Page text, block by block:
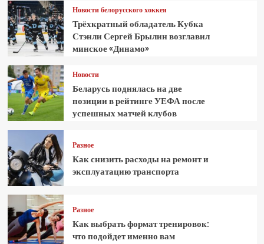
Новости белорусского хоккея
Трёхкратный обладатель Кубка
Стэнли Сергей Брылин возглавил
минское «Динамо»
Новости
Беларусь поднялась на две
позиции в рейтинге УЕФА после
успешных матчей клубов
Разное
Как снизить расходы на ремонт и
эксплуатацию транспорта
Разное
Как выбрать формат тренировок:
что подойдет именно вам